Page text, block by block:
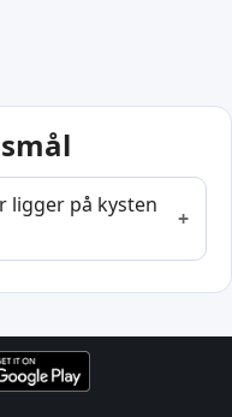
ligger på kysten